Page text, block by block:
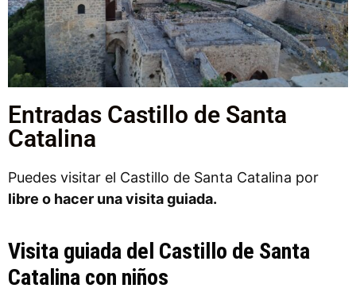
Entradas Castillo de Santa
Catalina
Puedes visitar el Castillo de Santa Catalina por
libre o hacer una visita guiada.
Visita guiada del Castillo de Santa
Catalina con niños